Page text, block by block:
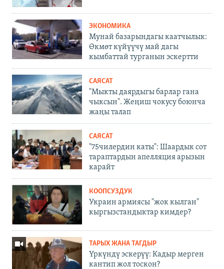
ЭКОНОМИКА
Мунай базарындагы каатчылык:
Өкмөт күйүүчү май дагы
кымбаттай турганын эскертти
САЯСАТ
"Мыкты даярдыгы барлар гана
чыксын". Жеңиш чокусу боюнча
жаңы талап
САЯСАТ
"75чилердин каты": Шаардык сот
тараптардын апелляция арызын
карайт
КООПСУЗДУК
Украин армиясы "жок кылган"
кыргызстандыктар кимдер?
ТАРЫХ ЖАНА ТАГДЫР
Үркүндү эскерүү: Кадыр мерген
кантип жол тоскон?